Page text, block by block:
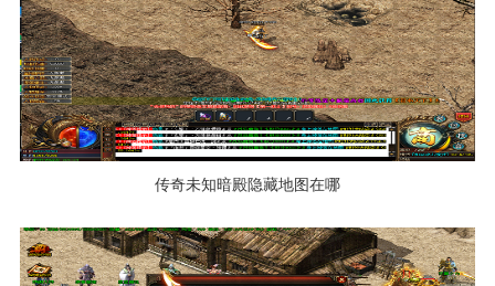
传奇未知暗殿隐藏地图在哪